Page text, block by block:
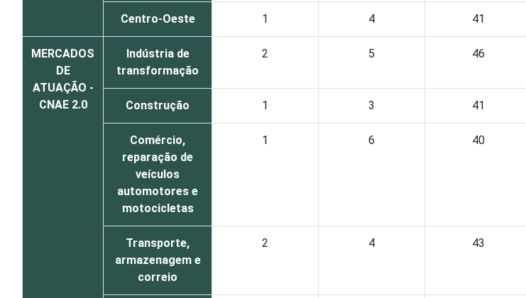
Centro-Oeste 1 4 41
MERCADOS
DE
ATUAÇÃO -
CNAE 2.0
Indústria de
transformação
2 5 46
Construção 1 3 41
Comércio,
reparação de
veículos
automotores e
motocicletas
1 6 40
Transporte,
armazenagem e
correio
2 4 43